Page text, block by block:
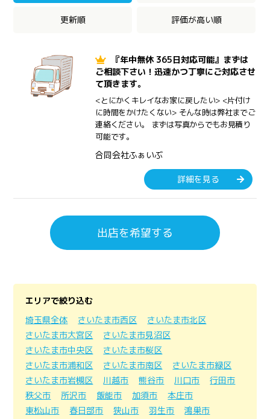
更新順 評価が高い順
『年中無休 365日対応可能』まずは
ご相談下さい！迅速かつ丁寧にご対応させ
て頂きます。
<とにかくキレイなお家に戻したい> <片付け
に時間をかけたくない> そんな時は弊社までご
連絡ください。 まずは写真からでもお見積り
可能です。
合同会社ふぁいぶ
詳細を見る
出店を希望する
エリアで絞り込む
埼玉県全体
さいたま市西区
さいたま市北区
さいたま市大宮区
さいたま市見沼区
さいたま市中央区
さいたま市桜区
さいたま市浦和区
さいたま市南区
さいたま市緑区
さいたま市岩槻区
川越市 熊谷市 川口市
行田市
秩父市
所沢市 飯能市 加須市
本庄市
東松山市
春日部市 狭山市 羽生市
鴻巣市